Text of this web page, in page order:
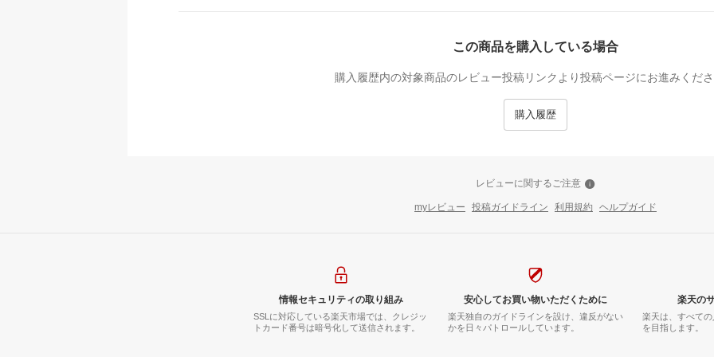
この商品を購入している場合
購入履歴内の対象商品のレビュー投稿リンクより投稿ページにお進みくだ
購入履歴
レビューに関するご注意
myレビュー 投稿ガイドライン 利用規約 ヘルプガイド
情報セキュリティの取り組み
SSLに対応している楽天市場では、クレジッ
トカード番号は暗号化して送信されます。
安心してお買い物いただくために
楽天独自のガイドラインを設け、違反がない
かを日々パトロールしています。
楽天の
楽天は、すべて
を目指します。